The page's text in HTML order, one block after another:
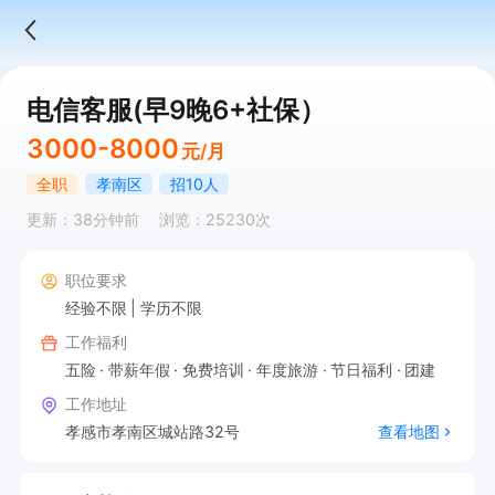
电信客服(早9晚6+社保）
3000-8000 元/月
全职 孝南区
招10人
更新：38分钟前
浏览：25230次
职位要求
经验不限
学历不限
工作福利
五险
带薪年假 免费培训 年度旅游 节日福利
团建
工作地址
孝感市孝南区城站路32号
查看地图